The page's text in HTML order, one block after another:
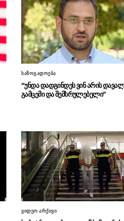
საზოგადოება
“უნდა დადგინდეს ვინ არის
გამცემი და შემსრულებელი”
ვიდეო არქივი